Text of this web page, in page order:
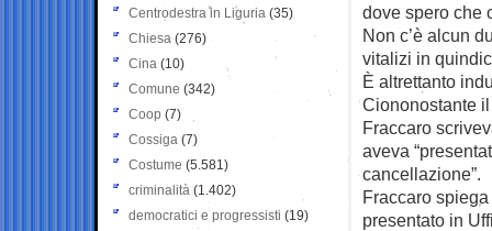
dove spero che
Non c’è alcun
vitalizi in
È altrettanto
Ciononostante
Fraccaro
aveva
cancellazione”.
Fraccaro
presentato in
Centrodestra in Liguria (35)
Chiesa (276)
Cina (10)
Comune (342)
Coop (7)
Cossiga (7)
Costume (5.581)
criminalità (1.402)
democratici e progressisti (19)